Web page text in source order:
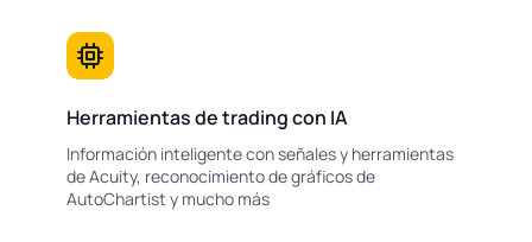
Herramientas de trading con IA
Información inteligente con señales y herramientas
de Acuity, reconocimiento de gráficos de
AutoChartist y mucho más